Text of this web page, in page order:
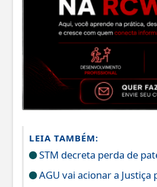
LEIA TAMBÉM:
STM decreta perda de
AGU vai acionar a